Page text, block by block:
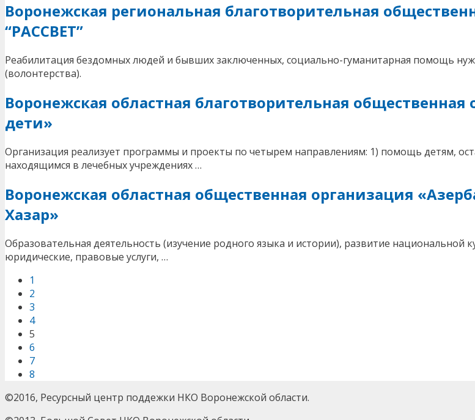
Воронежская региональная благотворительная
“РАССВЕТ”
Реабилитация бездомных людей и бывших заключенных, социально-гуманитарная помощь
(волонтерства).
Воронежская областная благотворительная
дети»
Организация реализует программы и проекты по четырем направлениям: 1) помощь детям,
находящимся в лечебных учреждениях …
Воронежская областная общественная организация
Хазар»
Образовательная деятельность (изучение родного языка и истории), развитие национальной
юридические, правовые услуги, …
1
2
3
4
5
6
7
8
©2016, Ресурсный центр поддежки НКО Воронежской области.